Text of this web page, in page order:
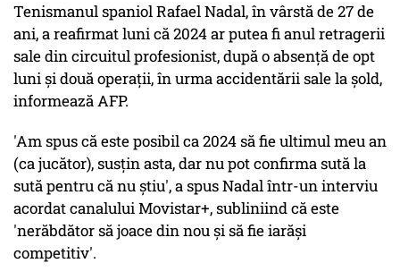
Tenismanul spaniol Rafael Nadal, în vârstă de 27 de
ani, a reafirmat luni că 2024 ar putea fi anul retragerii
sale din circuitul profesionist, după o absenţă de opt
luni şi două operaţii, în urma accidentării sale la şold,
informează AFP.
'Am spus că este posibil ca 2024 să fie ultimul meu an
(ca jucător), susţin asta, dar nu pot confirma sută la
sută pentru că nu ştiu', a spus Nadal într-un interviu
acordat canalului Movistar+, subliniind că este
'nerăbdător să joace din nou şi să fie iarăşi
competitiv'.